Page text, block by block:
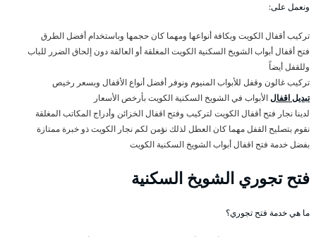
ونعمل على:
تركيب أقفال الكويت وبكافة أنواعها ومهما كان حجمها وباستخدام أفضل الطرق
فتح أقفال أبواب الشويخ السكنية الكويت المغلقة أو العالقة دون إلحاق الضرر للباب
وللقفل أيضاً
تركيب غالون وقفل للأبواب المنيوم ونوفر أفضل أنواع الأقفال وبسعر رخيص
تبديل اقفالالأبواب في الشويخ السكنية الكويت بأرخص الأسعار
لدينا نجار فتح أقفال الكويت لتركيب وفتح اقفال الخزائن وأدراج المكاتب المغلقة
نقوم بتصليح القفل مهما كان العطل لذلك نؤمن لكم نجار الكويت ذو خبرة ممتازة
بفضل خدمة فتح اقفال أبواب الشويخ السكنية الكويت
فتح تجوري الشويخ السكنية
ما هي خدمة فتح تجوري؟